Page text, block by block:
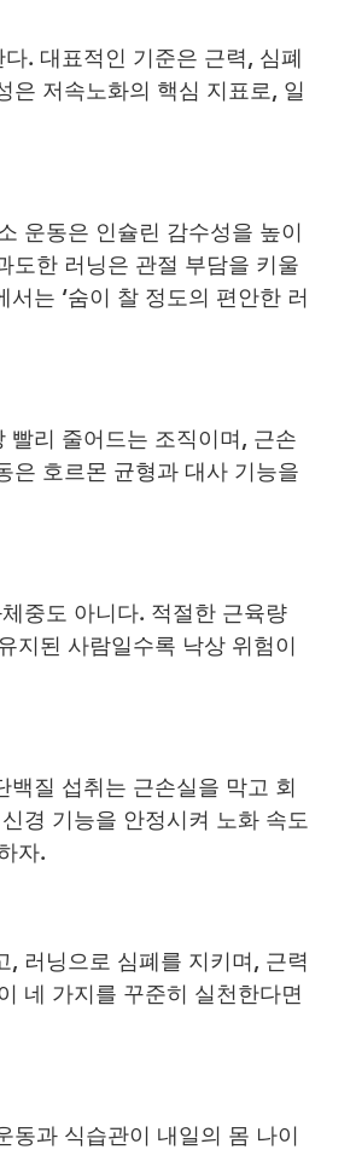
. 대표적인 기준은 근력, 심폐
은 저속노화의 핵심 지표로, 일
운동은 인슐린 감수성을 높이
도한 러닝은 관절 부담을 키울
는 ‘숨이 찰 정도의 편안한 러
빨리 줄어드는 조직이며, 근손
은 호르몬 균형과 대사 기능을
중도 아니다. 적절한 근육량
지된 사람일수록 낙상 위험이
질 섭취는 근손실을 막고 회
경 기능을 안정시켜 노화 속도
자.
러닝으로 심폐를 지키며, 근력
네 가지를 꾸준히 실천한다면
동과 식습관이 내일의 몸 나이